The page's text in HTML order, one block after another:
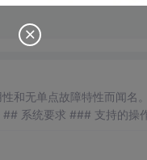
和无单点故障特性而闻名
开发或生产环境。 ## 系统要求 ###